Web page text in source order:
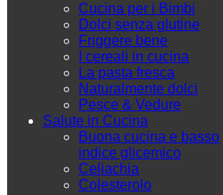
Cucina per i Bimbi
Dolci senza glutine
Friggere bene
I cereali in cucina
La pasta fresca
Naturalmente dolci
Pesce & Vedure
Salute in Cucina
Buona cucina e basso
indice glicemico
Celiachia
Colesterolo